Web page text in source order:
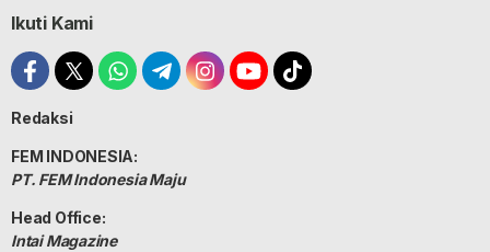
Ikuti Kami
Redaksi
FEM INDONESIA:
PT. FEM Indonesia Maju
Head Office:
Intai Magazine